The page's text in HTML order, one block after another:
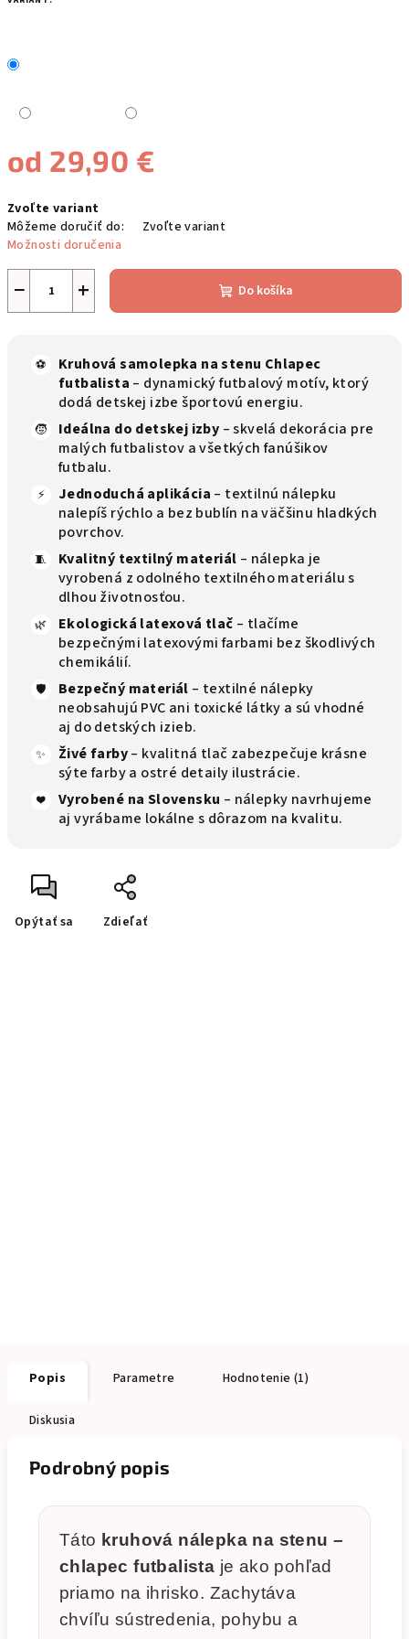
od 29,90 €
cena:
Zvoľte variant
Môžeme doručiť do:
Zvoľte variant
Možnosti doručenia
+
− Do košíka
⚽
Kruhová samolepka na stenu Chlapec
futbalista – dynamický futbalový motív, ktorý
dodá detskej izbe športovú energiu.
🧒 Ideálna do detskej izby – skvelá dekorácia pre
malých futbalistov a všetkých fanúšikov
futbalu.
⚡ Jednoduchá aplikácia – textilnú nálepku
nalepíš rýchlo a bez bublín na väčšinu hladkých
povrchov.
🧵 Kvalitný textilný materiál – nálepka je
vyrobená z odolného textilného materiálu s
dlhou životnosťou.
🌿 Ekologická latexová tlač – tlačíme
bezpečnými latexovými farbami bez škodlivých
chemikálií.
🛡️ Bezpečný materiál – textilné nálepky
neobsahujú PVC ani toxické látky a sú vhodné
aj do detských izieb.
✨ Živé farby– kvalitná tlač zabezpečuje krásne
sýte farby a ostré detaily ilustrácie.
❤️ Vyrobené na Slovensku – nálepky navrhujeme
aj vyrábame lokálne s dôrazom na kvalitu.
Opýtať sa Zdieľať
Popis Parametre Hodnotenie (1)
Diskusia
Podrobný popis
Táto kruhová nálepka na stenu –
chlapec futbalista je ako pohľad
priamo na ihrisko. Zachytáva
chvíľu sústredenia, pohybu a